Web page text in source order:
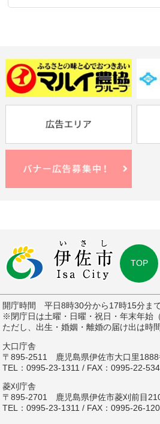
TOP
開庁時間 平日8時30分から17時15分ま
※閉庁日は土曜・日曜・祝日・年末年始
ただし、出生・婚姻・離婚の届け出は時
大口庁舎
〒895-2511 鹿児島県伊佐市大口里1888
TEL：0995-23-1311 / FAX：0995-22-
菱刈庁舎
〒895-2701 鹿児島県伊佐市菱刈前目
TEL：0995-23-1311 / FAX：0995-26-